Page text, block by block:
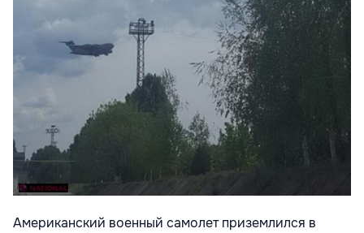
Американский военный самолет приземлился в